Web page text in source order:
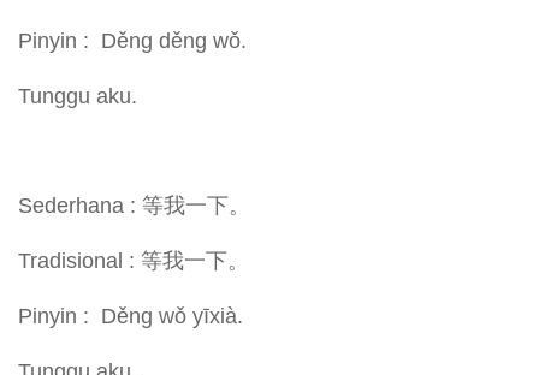
Pinyin : Děng děng wǒ.
Tunggu aku.
Sederhana : 等我一下。
Tradisional : 等我一下。
Pinyin : Děng wǒ yīxià.